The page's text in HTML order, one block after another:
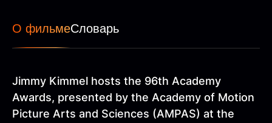
О фильмеСловарь
Jimmy Kimmel hosts the 96th Academy
Awards, presented by the Academy of Motion
Picture Arts and Sciences (AMPAS) at the